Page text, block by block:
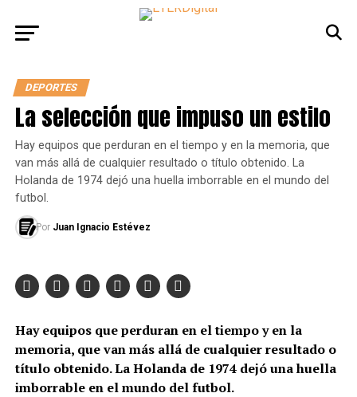
DEPORTES
La selección que impuso un estilo
Hay equipos que perduran en el tiempo y en la memoria, que
van más allá de cualquier resultado o título obtenido. La
Holanda de 1974 dejó una huella imborrable en el mundo del
futbol.
Por Juan Ignacio Estévez
Hay equipos que perduran en el tiempo y en la
memoria, que van más allá de cualquier resultado o
título obtenido. La Holanda de 1974 dejó una huella
imborrable en el mundo del futbol.